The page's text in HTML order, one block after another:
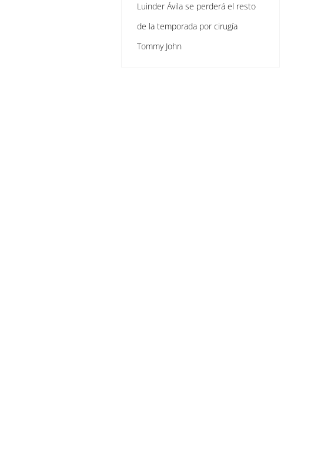
Luinder Ávila se perderá el resto
de la temporada por cirugía
Tommy John